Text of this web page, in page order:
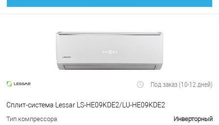
Под заказ (10-12 дней)
Сплит-система Lessar LS-HE09KDE2/LU-HE09KDE2
Тип компрессора
Инверторный